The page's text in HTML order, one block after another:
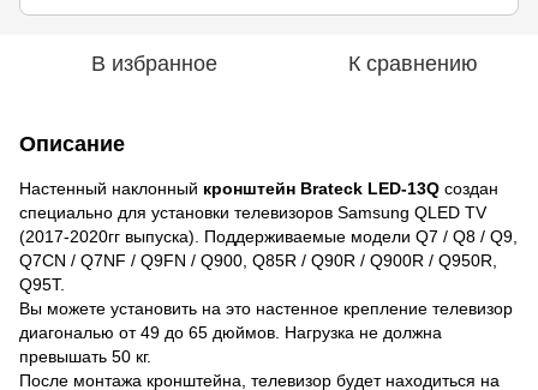
В избранное К сравнению
Описание
Настенный наклонный кронштейн Brateck LED-13Q создан
специально для установки телевизоров Samsung QLED TV
(2017-2020гг выпуска). Поддерживаемые модели Q7 / Q8 / Q9,
Q7CN / Q7NF / Q9FN / Q900, Q85R / Q90R / Q900R / Q950R,
Q95T.
Вы можете установить на это настенное крепление телевизор
диагональю от 49 до 65 дюймов. Нагрузка не должна
превышать 50 кг.
После монтажа кронштейна, телевизор будет находиться на